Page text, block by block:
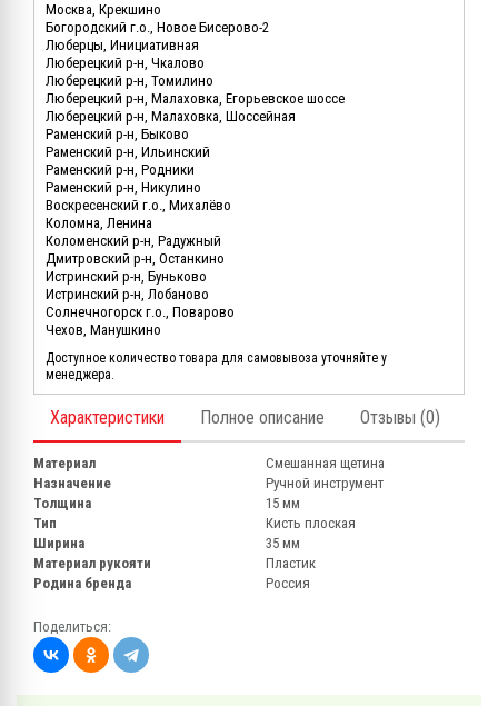
Москва, Крекшино
Богородский г.о., Новое Бисерово-2
Люберцы, Инициативная
Люберецкий р-н, Чкалово
Люберецкий р-н, Томилино
Люберецкий р-н, Малаховка, Егорьевское шоссе
Люберецкий р-н, Малаховка, Шоссейная
Раменский р-н, Быково
Раменский р-н, Ильинский
Раменский р-н, Родники
Раменский р-н, Никулино
Воскресенский г.о., Михалёво
Коломна, Ленина
Коломенский р-н, Радужный
Дмитровский р-н, Останкино
Истринский р-н, Буньково
Истринский р-н, Лобаново
Солнечногорск г.о., Поварово
Чехов, Манушкино
Доступное количество товара для самовывоза уточняйте у
менеджера.
Характеристики Полное описание Отзывы (0)
Материал
Смешанная щетина
Назначение
Ручной инструмент
Толщина
15 мм
Тип
Кисть плоская
Ширина
35 мм
Материал рукояти
Пластик
Родина бренда
Россия
Поделиться: